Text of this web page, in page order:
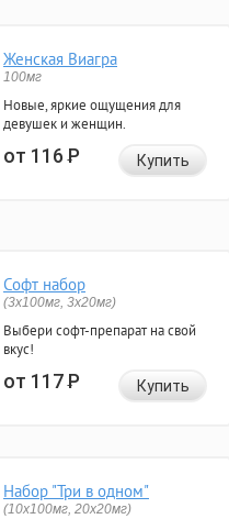
Женская Виагра
100мг
Новые, яркие ощущения для
девушек и женщин.
от 116Р Купить
Софт набор
(3x100мг, 3x20мг)
Выбери софт-препарат на свой
вкус!
от 117Р Купить
Набор "Три в одном"
(10x100мг, 20x20мг)